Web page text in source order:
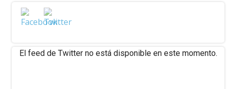
El feed de Twitter no está disponible en este momento.